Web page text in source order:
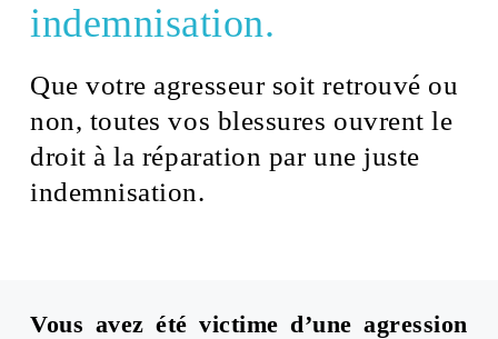
indemnisation.
Que votre agresseur soit retrouvé ou
non, toutes vos blessures ouvrent le
droit à la réparation par une juste
indemnisation.
Vous avez été victime d’une agression